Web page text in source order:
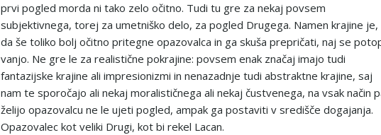
prvi pogled morda ni tako zelo očitno. Tudi tu gre za nekaj povsem
subjektivnega, torej za umetniško delo, za pogled Drugega. Namen krajine je,
da še toliko bolj očitno pritegne opazovalca in ga skuša prepričati, naj se
vanjo. Ne gre le za realistične pokrajine: povsem enak značaj imajo tudi
fantazijske krajine ali impresionizmi in nenazadnje tudi abstraktne krajine, saj
nam te sporočajo ali nekaj moralističnega ali nekaj čustvenega, na vsak način
želijo opazovalcu ne le ujeti pogled, ampak ga postaviti v središče dogajanja.
Opazovalec kot veliki Drugi, kot bi rekel Lacan.